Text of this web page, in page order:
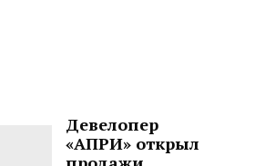
Девелопер
«АПРИ» открыл